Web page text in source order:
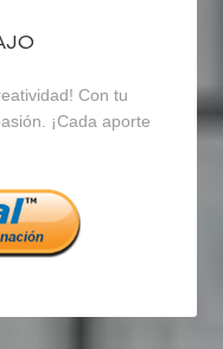
Con tu
¡Cada aporte